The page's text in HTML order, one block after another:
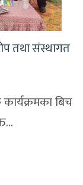
तथा संस्थागत
बिच